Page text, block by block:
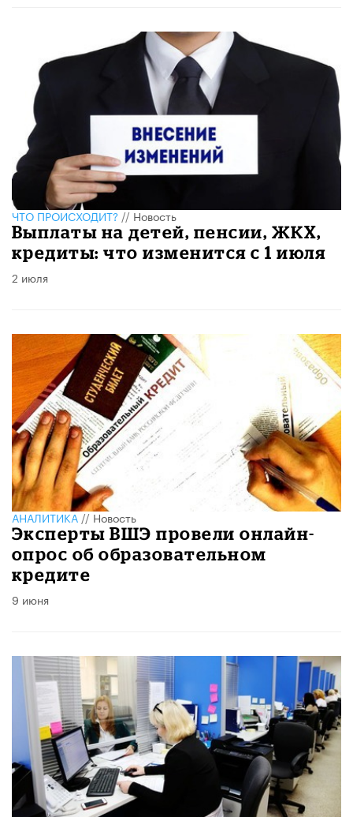
ЧТО ПРОИСХОДИТ?//Новость
Выплаты на детей, пенсии, ЖКХ,
кредиты: что изменится с 1 июля
2 июля
АНАЛИТИКА//Новость
Эксперты ВШЭ провели онлайн-
опрос об образовательном
кредите
9 июня